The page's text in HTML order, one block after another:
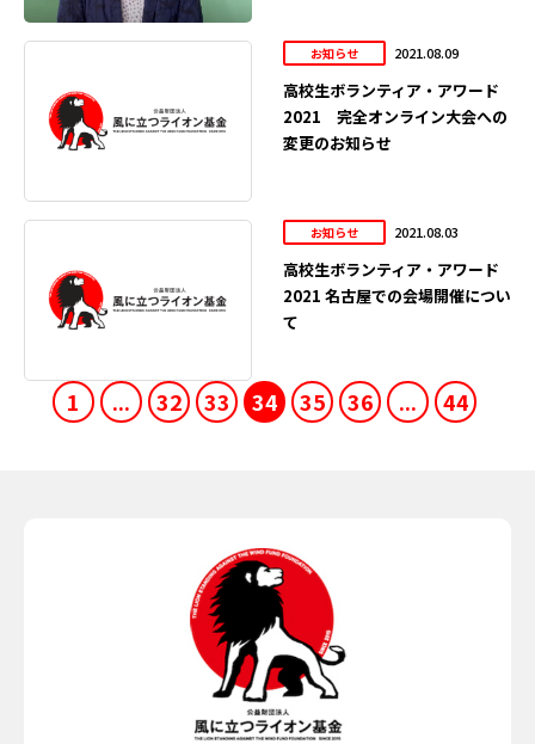
お知らせ 2021.08.09
高校生ボランティア・アワード
2021 完全オンライン大会への
変更のお知らせ
お知らせ 2021.08.03
高校生ボランティア・アワード
2021 名古屋での会場開催につい
て
1 ... 32 33 34 35 36 ... 44